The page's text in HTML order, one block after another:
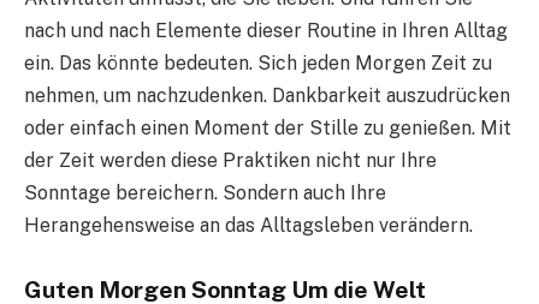
nach und nach Elemente dieser Routine in Ihren Alltag
ein. Das könnte bedeuten. Sich jeden Morgen Zeit zu
nehmen, um nachzudenken. Dankbarkeit auszudrücken
oder einfach einen Moment der Stille zu genießen. Mit
der Zeit werden diese Praktiken nicht nur Ihre
Sonntage bereichern. Sondern auch Ihre
Herangehensweise an das Alltagsleben verändern.
Guten Morgen Sonntag Um die Welt